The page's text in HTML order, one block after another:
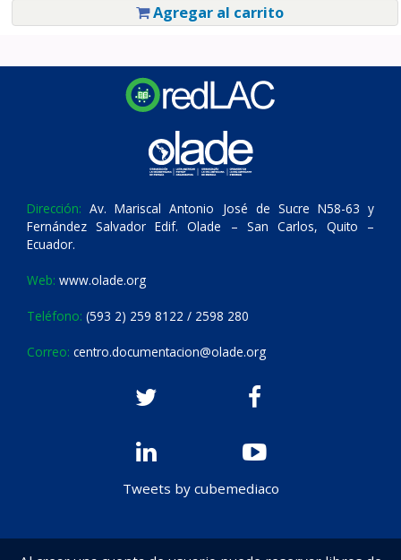
Agregar al carrito
Dirección: Av. Mariscal Antonio José de Sucre N58-63 y
Fernández Salvador Edif. Olade – San Carlos, Quito –
Ecuador.
Web: www.olade.org
Teléfono: (593 2) 259 8122 / 2598 280
Correo: centro.documentacion@olade.org
Tweets by cubemediaco